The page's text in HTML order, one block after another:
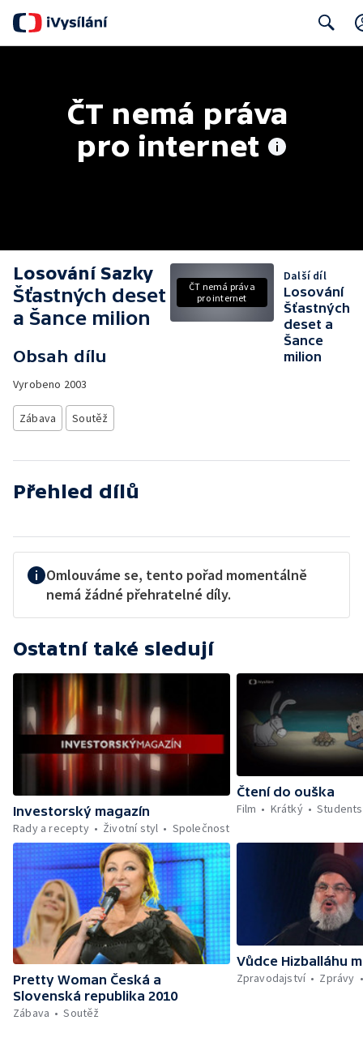
ČT nemá práva
pro internet
Losování Sazky
Šťastných deset
a Šance milion
Obsah dílu
Vyrobeno 2003
Zábava Soutěž
ČT nemá práva
pro internet
Další díl
Losování
Šťastných
deset a
Šance
milion
Přehled dílů
Omlouváme se, tento pořad momentálně
nemá žádné přehratelné díly.
Ostatní také sledují
Investorský magazín
Rady a recepty
Životní styl Společnost
Čtení do ouška
Film
Krátký
Pretty Woman Česká a
Slovenská republika 2010
Zábava
Soutěž
Vůdce Hizballáhu
Zpravodajství
Zprávy